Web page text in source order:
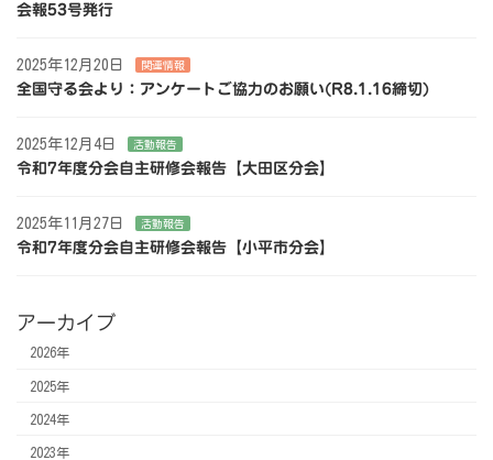
会報53号発行
2025年12月20日 関連情報
全国守る会より：アンケートご協力のお願い(R8.1.16締切)
2025年12月4日 活動報告
令和7年度分会自主研修会報告【大田区分会】
2025年11月27日 活動報告
令和7年度分会自主研修会報告【小平市分会】
アーカイブ
2026年
2025年
2024年
2023年